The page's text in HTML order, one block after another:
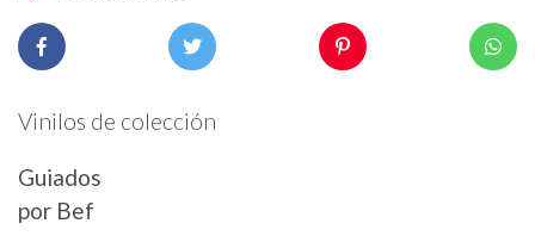
Vinilos de colección
Guiados
por Bef